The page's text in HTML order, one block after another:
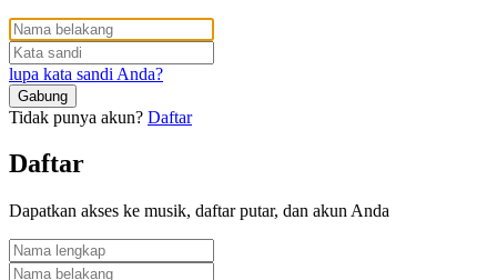
lupa kata sandi Anda?
Gabung
Tidak punya akun? Daftar
Daftar
Dapatkan akses ke musik, daftar putar, dan akun Anda